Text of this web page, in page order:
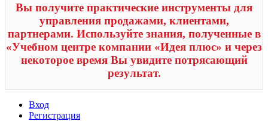
Вы получите практические инструменты для
управления продажами, клиентами,
партнерами. Используйте знания, полученные в
«Учебном центре компании «Идея плюс» и через
некоторое время Вы увидите потрясающий
результат.
Вход
Регистрация